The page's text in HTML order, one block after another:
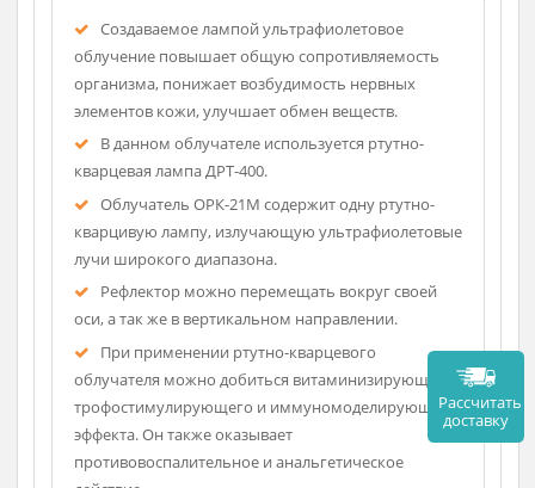
Создаваемое лампой ультрафиолетовое
облучение повышает общую сопротивляемость
организма, понижает возбудимость нервных
элементов кожи, улучшает обмен веществ.
В данном облучателе используется ртутно-
кварцевая лампа ДРТ-400.
Облучатель ОРК-21М содержит одну ртутно-
кварцивую лампу, излучающую ультрафиолетовые
лучи широкого диапазона.